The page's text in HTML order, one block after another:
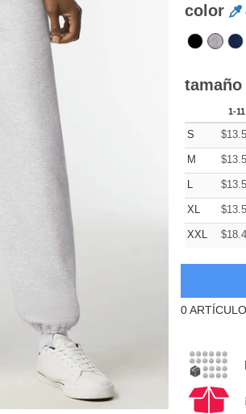
color
tamaño
1-11
S $
M $
L $
XL $
XXL $
0